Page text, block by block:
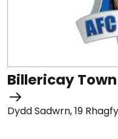
Billericay Town
Dydd Sadwrn, 19